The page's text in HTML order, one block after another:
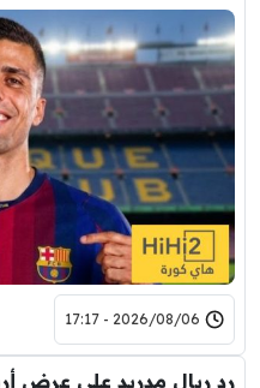
2026/08/06 - 17:17
رد ريال مدريد على عرض